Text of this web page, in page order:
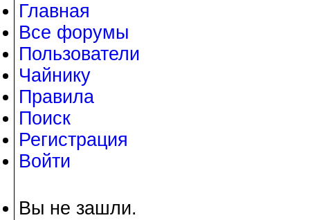
Главная
Все форумы
Пользователи
Чайнику
Правила
Поиск
Регистрация
Войти
Вы не зашли.